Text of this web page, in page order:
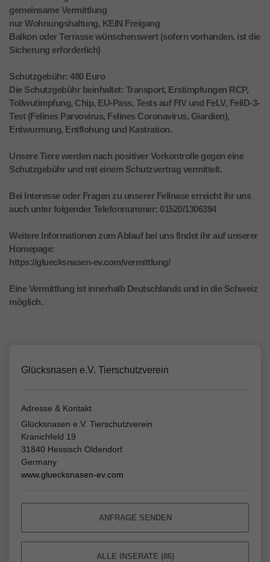
gemeinsame Vermittlung
nur Wohnungshaltung, KEIN Freigang
Balkon oder Terrasse wünschenswert (sofern vorhanden, ist die
Sicherung erforderlich)
Schutzgebühr: 480 Euro
Die Schutzgebühr beinhaltet: Transport, Erstimpfungen RCP,
Tollwutimpfung, Chip, EU-Pass, Tests auf FIV und FeLV, FeliD-3-
Test (Felines Parvovirus, Felines Coronavirus, Giardien),
Entwurmung, Entflohung und Kastration.
Unsere Tiere werden nach positiver Vorkontrolle gegen eine
Schutzgebühr und mit einem Schutzvertrag vermittelt.
Bei Interesse oder Fragen zu unserer Fellnase erreicht ihr uns
auch unter folgender Telefonnummer: 01520/1306394
Weitere Informationen zum Ablauf bei uns findet ihr auf unserer
Homepage:
https://gluecksnasen-ev.com/vermittlung/
Eine Vermittlung ist innerhalb Deutschlands und in die Schweiz
möglich.
Glücksnasen e.V. Tierschutzverein
Adresse & Kontakt
Glücksnasen e.V. Tierschutzverein
Kranichfeld 19
31840 Hessisch Oldendorf
Germany
www.gluecksnasen-ev.com
ANFRAGE SENDEN
ALLE INSERATE (86)